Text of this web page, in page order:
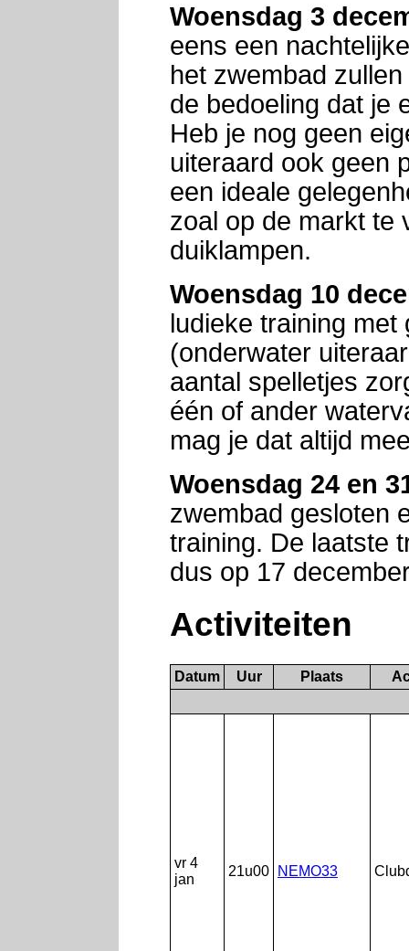
Woensdag 3
eens een
het zwembad
de bedoeling dat je
Heb je nog geen
uiteraard ook geen
een ideale
zoal op de markt te
duiklampen.
Woensdag 10
ludieke training
(onderwater
aantal spelletjes
één of ander
mag je dat altijd
Woensdag 24 en
zwembad gesloten
training. De laatste
dus op 17
Activiteiten
Datum Uur Plaats
vr 4
jan
21u00 NEMO33